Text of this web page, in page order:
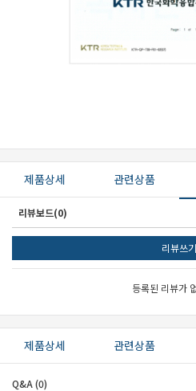
제품상세 관련상품
리뷰보드(0)
리뷰쓰기
등록된 리뷰가
제품상세 관련상품
Q&A (0)